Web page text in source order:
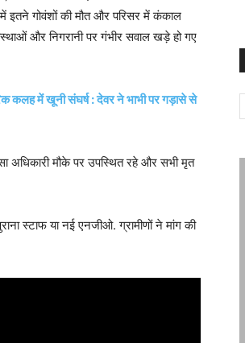
इतने गोवंशों की मौत और परिसर में कंकाल
और निगरानी पर गंभीर सवाल खड़े हो गए
कलह में खूनी संघर्ष : देवर ने भाभी पर गड़ासे से
मौके पर उपस्थित रहे और सभी मृत
स्टाफ या नई एनजीओ. ग्रामीणों ने मांग की